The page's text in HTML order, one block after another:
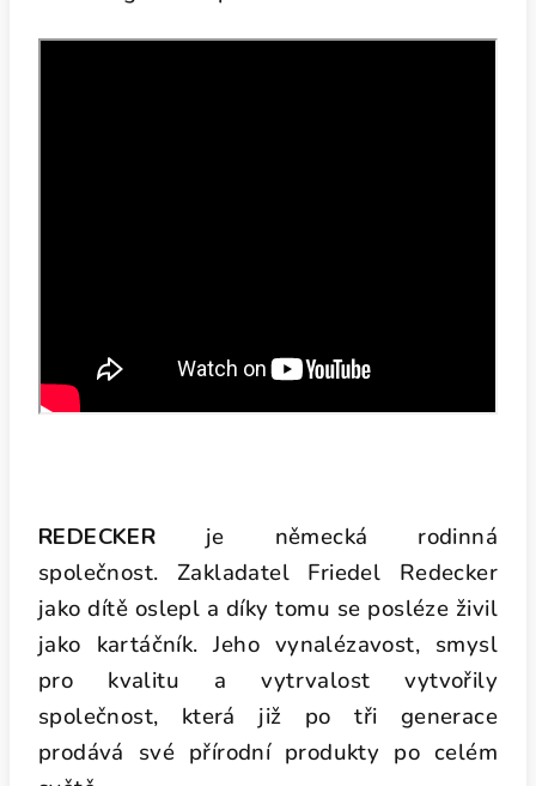
REDECKER je německá rodinná
společnost. Zakladatel Friedel Redecker
jako dítě oslepl a díky tomu se posléze živil
jako kartáčník. Jeho vynalézavost, smysl
pro kvalitu a vytrvalost vytvořily
společnost, která již po tři generace
prodává své přírodní produkty po celém